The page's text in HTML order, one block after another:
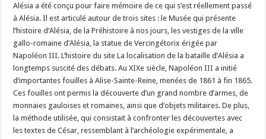
Alésia a été conçu pour faire mémoire de ce qui s’est réellement passé
à Alésia. Il est articulé autour de trois sites : le Musée qui présente
l’histoire d’Alésia, de la Préhistoire à nos jours, les vestiges de la ville
gallo-romaine d’Alésia, la statue de Vercingétorix érigée par
Napoléon III. L’histoire du site La localisation de la bataille d’Alésia a
longtemps suscité des débats. Au XIXe siècle, Napoléon III a initié
d’importantes fouilles à Alise-Sainte-Reine, menées de 1861 à fin 1865.
Ces fouilles ont permis la découverte d’un grand nombre d’armes, de
monnaies gauloises et romaines, ainsi que d’objets militaires. De plus,
la méthode utilisée, qui consistait à confronter les découvertes avec
les textes de César, ressemblant à l’archéologie expérimentale, a